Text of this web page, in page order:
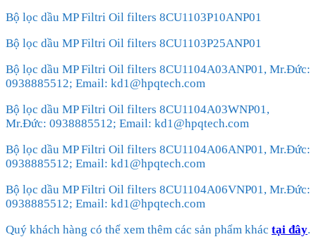
Bộ lọc dầu MP Filtri Oil filters 8CU1103P10ANP01
Bộ lọc dầu MP Filtri Oil filters 8CU1103P25ANP01
Bộ lọc dầu MP Filtri Oil filters 8CU1104A03ANP01, Mr.Đức:
0938885512; Email: kd1@hpqtech.com
Bộ lọc dầu MP Filtri Oil filters 8CU1104A03WNP01,
Mr.Đức: 0938885512; Email: kd1@hpqtech.com
Bộ lọc dầu MP Filtri Oil filters 8CU1104A06ANP01, Mr.Đức:
0938885512; Email: kd1@hpqtech.com
Bộ lọc dầu MP Filtri Oil filters 8CU1104A06VNP01, Mr.Đức:
0938885512; Email: kd1@hpqtech.com
Quý khách hàng có thể xem thêm các sản phẩm khác tại đây.